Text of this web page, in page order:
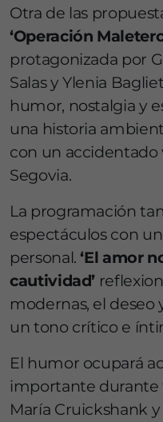
Otra de las
‘Operación
protagonizada por
Salas y Ylenia
humor, nostalgia y
una historia
con un
Segovia.
La programación
espectáculos con
personal.‘El amor
cautividad’
modernas, el deseo
un tono crítico e
El humor ocupará
importante durante
María Cruickshank